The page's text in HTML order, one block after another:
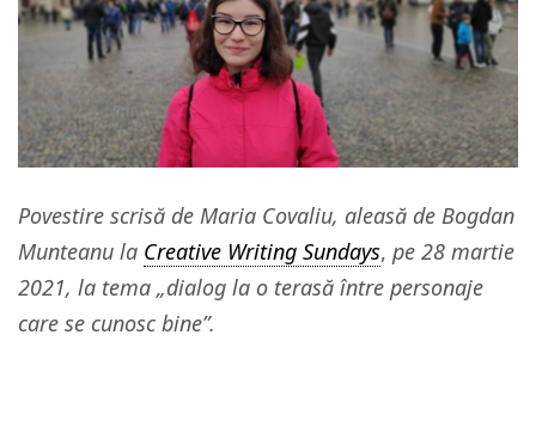
Povestire scrisă de Maria Covaliu, aleasă de Bogdan
Munteanu la Creative Writing Sundays, pe 28 martie
2021, la tema „dialog la o terasă între personaje
care se cunosc bine”.